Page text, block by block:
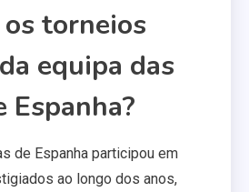
torneios
equipa das
Espanha?
de Espanha participou em
ao longo dos anos,